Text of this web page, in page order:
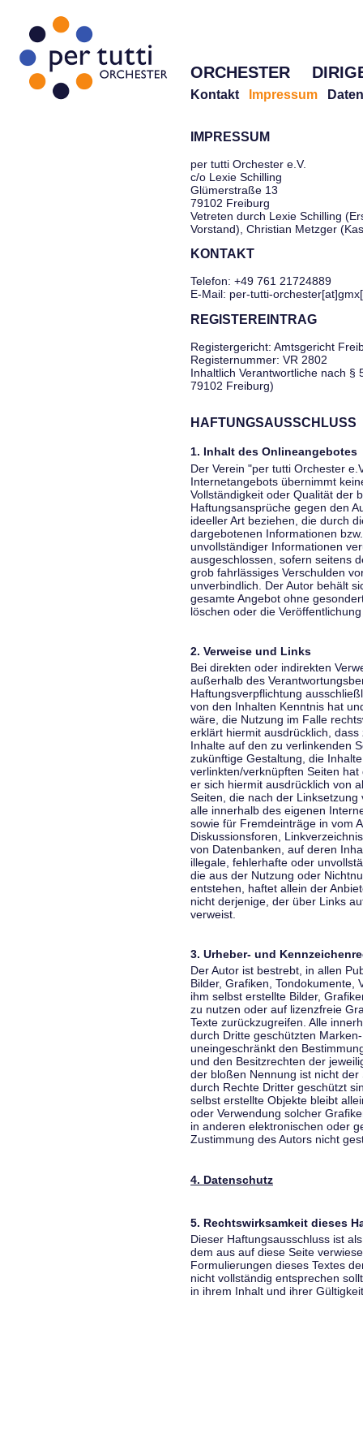
ORCHESTER
Kontakt Impressum
IMPRESSUM
per tutti Orchester e.V.
c/o Lexie Schilling
Glümerstraße 13
79102 Freiburg
Vetreten durch Lexie Schilling
Vorstand), Christian Metzger
KONTAKT
Telefon: +49 761 21724889
E-Mail: per-tutti-
REGISTEREINTRAG
Registergericht: Amtsgericht
Registernummer: VR 2802
Inhaltlich Verantwortliche nach §
79102 Freiburg)
HAFTUNGSAUSSCHLUSS
1. Inhalt des Onlineangebotes
Der Verein "per tutti Orchester
Internetangebots übernimmt
Vollständigkeit oder Qualität der
Haftungsansprüche gegen den
ideeller Art beziehen, die durch
dargebotenen Informationen
unvollständiger Informationen
ausgeschlossen, sofern seitens
grob fahrlässiges Verschulden
unverbindlich. Der Autor behält
gesamte Angebot ohne
löschen oder die
2. Verweise und Links
Bei direkten oder indirekten
außerhalb des
Haftungsverpflichtung
von den Inhalten Kenntnis hat
wäre, die Nutzung im Falle
erklärt hiermit ausdrücklich,
Inhalte auf den zu verlinkenden
zukünftige Gestaltung, die
verlinkten/verknüpften Seiten
er sich hiermit ausdrücklich von
Seiten, die nach der
alle innerhalb des eigenen
sowie für Fremdeinträge in vom
Diskussionsforen,
von Datenbanken, auf deren
illegale, fehlerhafte oder
die aus der Nutzung oder
entstehen, haftet allein der
nicht derjenige, der über Links
verweist.
3. Urheber- und
Der Autor ist bestrebt, in allen
Bilder, Grafiken, Tondokumente,
ihm selbst erstellte Bilder,
zu nutzen oder auf lizenzfreie
Texte zurückzugreifen. Alle
durch Dritte geschützten
uneingeschränkt den
und den Besitzrechten der
der bloßen Nennung ist nicht
durch Rechte Dritter geschützt
selbst erstellte Objekte bleibt
oder Verwendung solcher
in anderen elektronischen oder
Zustimmung des Autors nicht
4. Datenschutz
5. Rechtswirksamkeit dieses
Dieser Haftungsausschluss ist
dem aus auf diese Seite
Formulierungen dieses Textes
nicht vollständig entsprechen
in ihrem Inhalt und ihrer